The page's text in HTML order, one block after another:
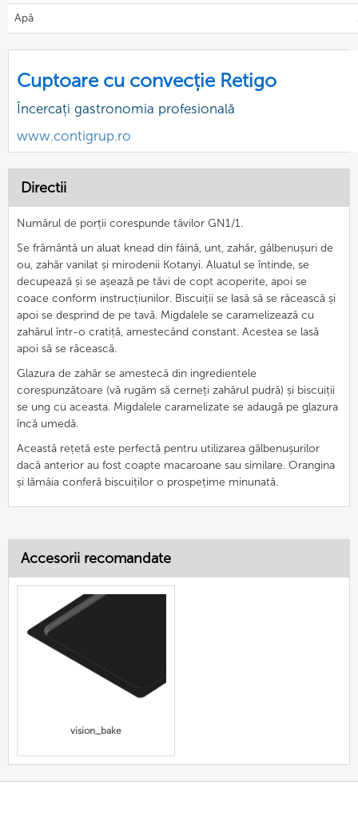
Apă
Cuptoare cu convecție Retigo
Încercați gastronomia profesională
www.contigrup.ro
Directii
Numărul de porții corespunde tăvilor GN1/1.
Se frământă un aluat knead din făină, unt, zahăr, gălbenușuri de
ou, zahăr vanilat și mirodenii Kotanyi. Aluatul se întinde, se
decupează și se așează pe tăvi de copt acoperite, apoi se
coace conform instrucțiunilor. Biscuiții se lasă să se răcească și
apoi se desprind de pe tavă. Migdalele se caramelizează cu
zahărul într-o cratiță, amestecând constant. Acestea se lasă
apoi să se răcească.
Glazura de zahăr se amestecă din ingredientele
corespunzătoare (vă rugăm să cerneți zahărul pudră) și biscuiții
se ung cu aceasta. Migdalele caramelizate se adaugă pe glazura
încă umedă.
Această rețetă este perfectă pentru utilizarea gălbenușurilor
dacă anterior au fost coapte macaroane sau similare. Orangina
și lămâia conferă biscuiților o prospețime minunată.
Accesorii recomandate
vision_bake